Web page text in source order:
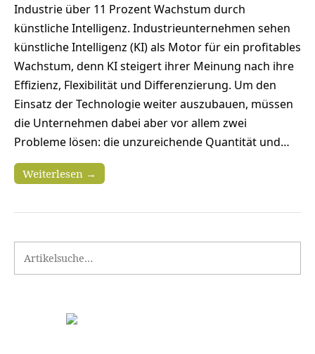
Industrie über 11 Prozent Wachstum durch
künstliche Intelligenz. Industrieunternehmen sehen
künstliche Intelligenz (KI) als Motor für ein profitables
Wachstum, denn KI steigert ihrer Meinung nach ihre
Effizienz, Flexibilität und Differenzierung. Um den
Einsatz der Technologie weiter auszubauen, müssen
die Unternehmen dabei aber vor allem zwei
Probleme lösen: die unzureichende Quantität und…
Weiterlesen →